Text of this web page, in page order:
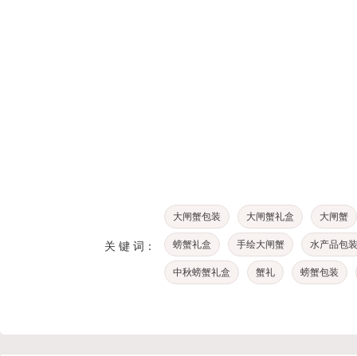
关 键 词：
大闸蟹包装 大闸蟹礼盒 大闸蟹
螃蟹礼盒 手绘大闸蟹 水产品包装
中秋螃蟹礼盒 蟹礼 螃蟹包装